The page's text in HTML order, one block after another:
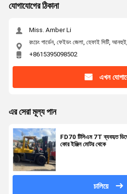
যোগাযোগের ঠিকানা
Miss. Amber Li
রংচেং গার্ডেন, ফেইডং জেলা, হেফাই সিটি,
+8615395098502
এখন
এর সেরা মূল্য পান
FD70 টিসিএম 7T ব্যবহৃত
কোর ইঞ্জিন মোটর থেকে
চালিয়ে